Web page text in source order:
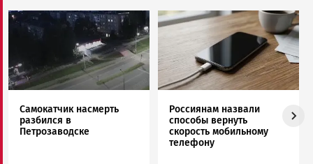
Image
Самокатчик насмерть
разбился в
Петрозаводске
Image
Россиянам назвали
способы вернуть
скорость мобильному
телефону